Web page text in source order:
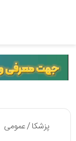
پزشکا/عمومی